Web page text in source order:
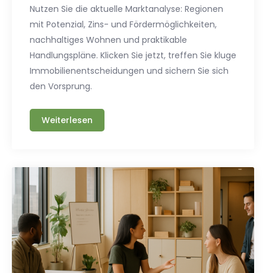
Nutzen Sie die aktuelle Marktanalyse: Regionen
mit Potenzial, Zins- und Fördermöglichkeiten,
nachhaltiges Wohnen und praktikable
Handlungspläne. Klicken Sie jetzt, treffen Sie kluge
Immobilienentscheidungen und sichern Sie sich
den Vorsprung.
Weiterlesen